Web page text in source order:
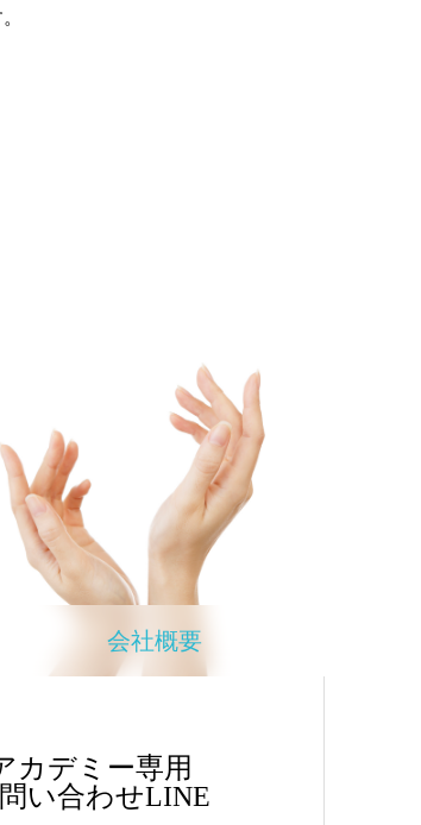
会社概要
カデミー専用
い合わせLINE